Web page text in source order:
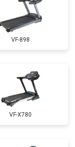
VF-898
VF-X780